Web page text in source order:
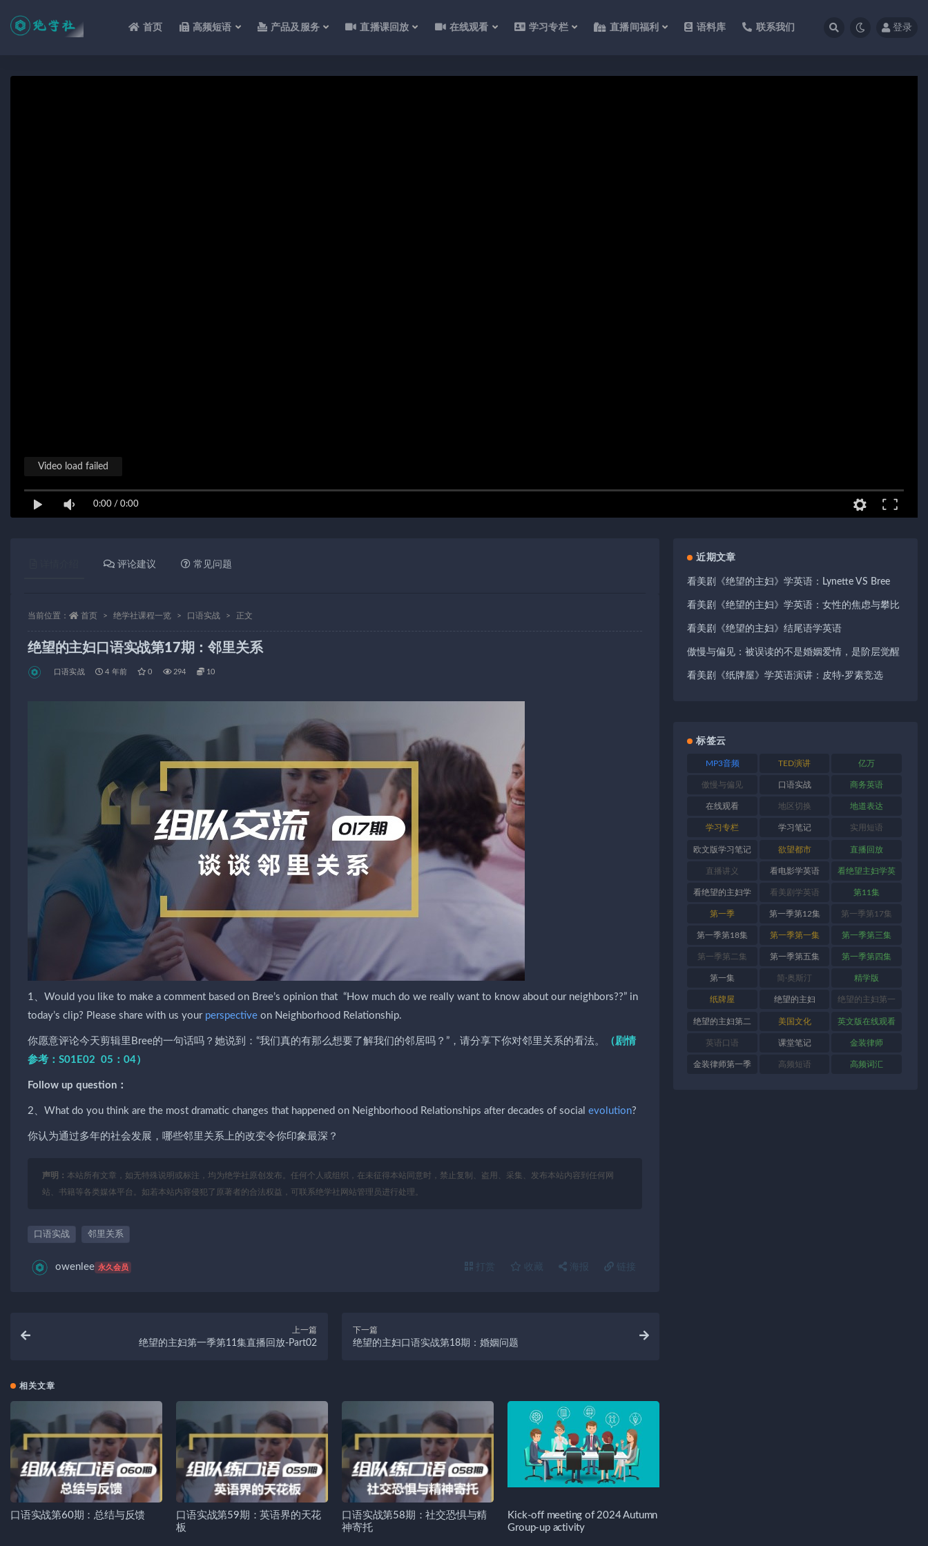
首页 高频短语 产品及服务 直播课回放 在线观看 学习专栏 直播间福利 语料库 联系我们 登录
0:00 / 0:00
Video load failed
评论建议 常见问题
当前位置： 首页 绝学社课程一览 口语实战 正文
绝望的主妇口语实战第17期：邻里关系
口语实战 4 年前 0 294 10
1、Would you like to make a comment based on Bree’s opinion that “How much do we really want to know about our neighbors??” in
today’s clip? Please share with us your perspective on Neighborhood Relationship.
你愿意评论今天剪辑里Bree的一句话吗？她说到：“我们真的有那么想要了解我们的邻居吗？”，请分享下你对邻里关系的看法。
（剧情
参考：S01E02 05：04）
Follow up question：
2、What do you think are the most dramatic changes that happened on Neighborhood Relationships after decades of social evolution?
你认为通过多年的社会发展，哪些邻里关系上的改变令你印象最深？
声明： 本站所有文章，如无特殊说明或标注，均为绝学社原创发布。任何个人或组织，在未征得本站同意时，禁止复制、盗用、采集、发布本站内容到任何网
站、书籍等各类媒体平台。如若本站内容侵犯了原著者的合法权益，可联系绝学社网站管理员进行处理。
口语实战 邻里关系
owenlee 永久会员 打赏 收藏 海报 链接
上一篇
绝望的主妇第一季第11集直播回放-Part02
下一篇
绝望的主妇口语实战第18期：婚姻问题
相关文章
口语实战第60期：总结与反馈
口语实战第59期：英语界的天花
板
口语实战第58期：社交恐惧与精
神寄托
Kick-off meeting of 2024 Autumn
Group-up activity
近期文章
看美剧《绝望的主妇》学英语：Lynette VS Bree
看美剧《绝望的主妇》学英语：女性的焦虑与攀比
看美剧《绝望的主妇》结尾语学英语
傲慢与偏见：被误读的不是婚姻爱情，是阶层觉醒
看美剧《纸牌屋》学英语演讲：皮特·罗素竞选
标签云
MP3音频 TED演讲 亿万
傲慢与偏见 口语实战 商务英语
在线观看 地区切换 地道表达
学习专栏 学习笔记 实用短语
欧文版学习笔记 欲望都市 直播回放
直播讲义 看电影学英语 看绝望主妇学英
语
看绝望的主妇学
英语
看美剧学英语 第11集
第一季 第一季第12集 第一季第17集
第一季第18集 第一季第一集 第一季第三集
第一季第二集 第一季第五集 第一季第四集
第一集 简·奥斯汀 精学版
纸牌屋 绝望的主妇 绝望的主妇第一
季
绝望的主妇第二
季
美国文化 英文版在线观看
英语口语 课堂笔记 金装律师
金装律师第一季 高频短语 高频词汇